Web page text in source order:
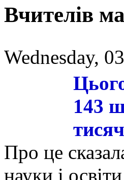
Вчителів
Wednesday,
143
Про це
науки і